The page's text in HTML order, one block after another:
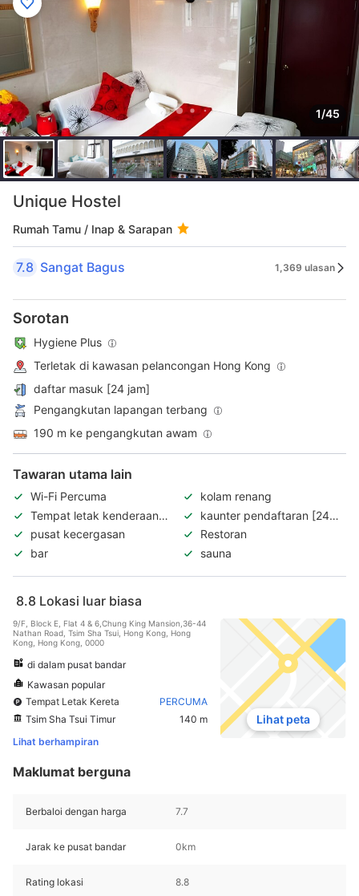
1/45
Unique Hostel
Rumah Tamu / Inap & Sarapan
7.8 Sangat Bagus 1,369 ulasan
Sorotan
Hygiene Plus
Terletak di kawasan pelancongan Hong Kong
daftar masuk [24 jam]
Pengangkutan lapangan terbang
190 m ke pengangkutan awam
Tawaran utama lain
Wi-Fi Percuma
kolam renang
Tempat letak kenderaan
percuma
kaunter pendaftaran [24
jam]
pusat kecergasan
Restoran
bar
sauna
8.8 Lokasi luar biasa
9/F, Block E, Flat 4 & 6,Chung King Mansion,36-44
Nathan Road, Tsim Sha Tsui, Hong Kong, Hong
Kong, Hong Kong, 0000
di dalam pusat bandar
Kawasan popular
Tempat Letak Kereta
PERCUMA
Tsim Sha Tsui Timur
140 m
Lihat berhampiran
Lihat peta
Maklumat berguna
Berbaloi dengan harga 7.7
Jarak ke pusat bandar 0km
Rating lokasi 8.8